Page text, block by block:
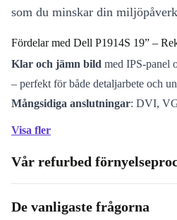
som du minskar din
Fördelar med Dell P1914S 19” –
Klar och jämn bild med IPS-panel
– perfekt för både detaljarbete och
Mångsidiga anslutningar: DVI,
flera USB-portar gör det enkelt att
Snabb responstid på 8 ms – undvik
rörelser och multitasking.
Behaglig ljusstyrka
(250 cd/m²)
Visa fler
Vår refurbed
De vanligaste frågorna